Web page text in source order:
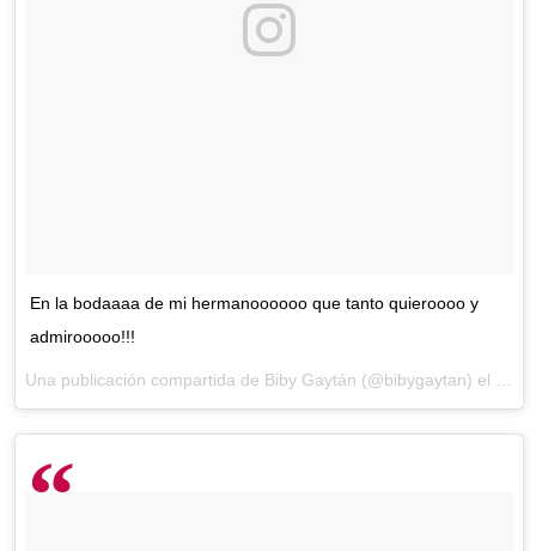
En la bodaaaa de mi hermanoooooo que tanto quieroooo y
admirooooo!!!